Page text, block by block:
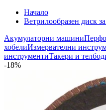
Начало
Ветрилообразен диск
Акумулаторни машини
хобелиИзмервателни
инструментиТакери и
-18%